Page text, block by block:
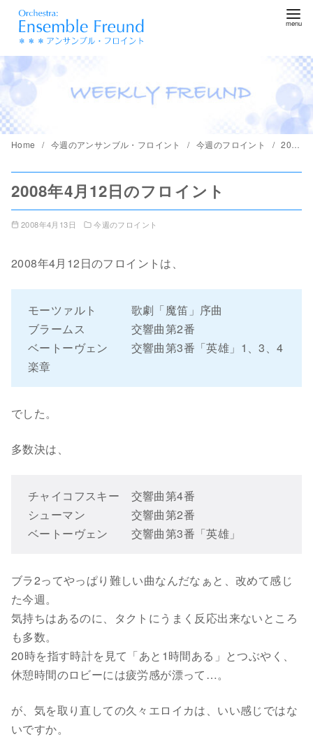
ツ
へ
移
Home 今週のアンサンブル・フロイント 今週のフロイント 2008年4月12日のフロイント
2008年4月12日のフロイント
2008年4月13日 今週のフロイント
2008年4月12日のフロイントは、
モーツァルト 歌劇「魔笛」序曲
ブラームス 交響曲第2番
ベートーヴェン 交響曲第3番「英雄」1、3、4
楽章
でした。
多数決は、
チャイコフスキー 交響曲第4番
シューマン 交響曲第2番
ベートーヴェン 交響曲第3番「英雄」
ブラ2ってやっぱり難しい曲なんだなぁと、改めて感じ
た今週。
気持ちはあるのに、タクトにうまく反応出来ないところ
も多数。
20時を指す時計を見て「あと1時間ある」とつぶやく、
休憩時間のロビーには疲労感が漂って…。
が、気を取り直しての久々エロイカは、いい感じではな
いですか。